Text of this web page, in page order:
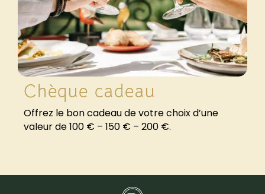
Chèque cadeau
Offrez le bon cadeau de votre choix d’une
valeur de 100 € – 150 € – 200 €.